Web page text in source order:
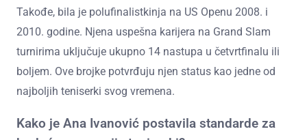
Takođe, bila je polufinalistkinja na US Openu 2008. i
2010. godine. Njena uspešna karijera na Grand Slam
turnirima uključuje ukupno 14 nastupa u četvrtfinalu ili
boljem. Ove brojke potvrđuju njen status kao jedne od
najboljih teniserki svog vremena.
Kako je Ana Ivanović postavila standarde za